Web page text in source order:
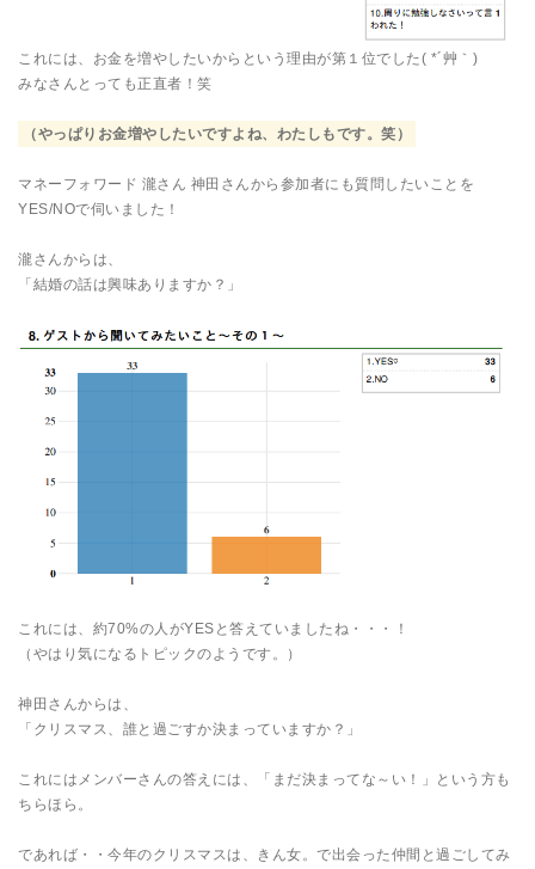
これには、お金を増やしたいからという理由が第１位でした( *´艸｀)
みなさんとっても正直者！笑
（やっぱりお金増やしたいですよね、わたしもです。笑）
マネーフォワード 瀧さん 神田さんから参加者にも質問したいことを
YES/NOで伺いました！
瀧さんからは、
「結婚の話は興味ありますか？」
これには、約70%の人がYESと答えていましたね・・・！
（やはり気になるトピックのようです。）
神田さんからは、
「クリスマス、誰と過ごすか決まっていますか？」
これにはメンバーさんの答えには、「まだ決まってな～い！」という方も
ちらほら。
であれば・・今年のクリスマスは、きん女。で出会った仲間と過ごしてみ